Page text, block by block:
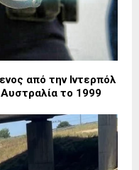
από την Ιντερπόλ
το 1999